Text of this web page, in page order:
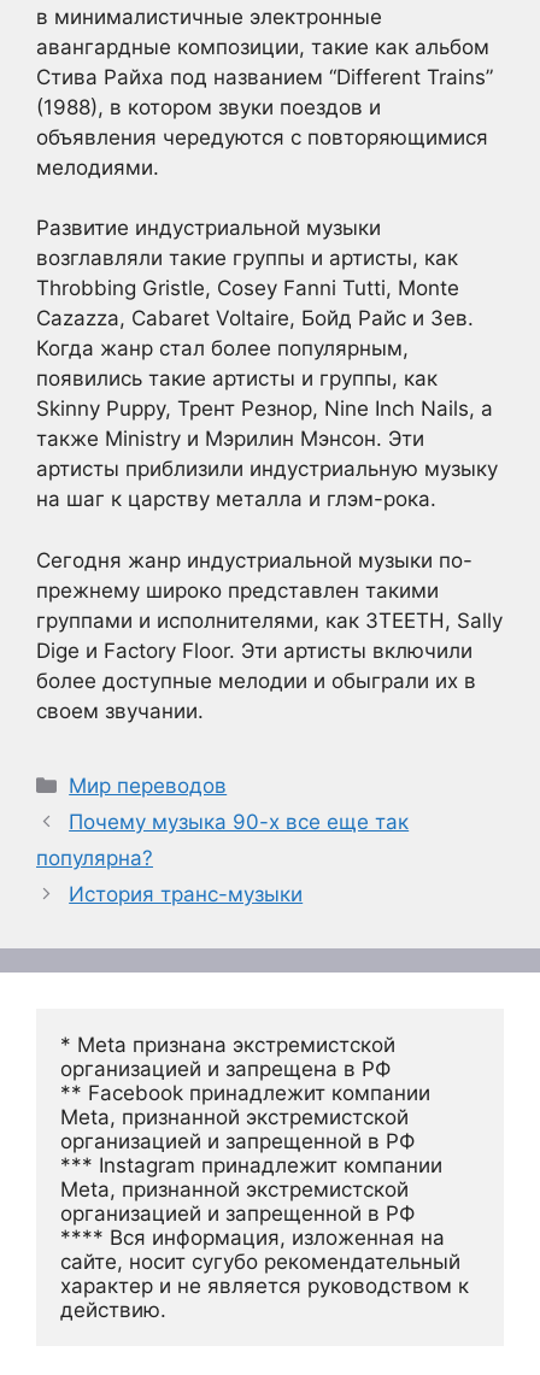
в минималистичные электронные
авангардные композиции, такие как альбом
Стива Райха под названием “Different Trains”
(1988), в котором звуки поездов и
объявления чередуются с повторяющимися
мелодиями.
Развитие индустриальной музыки
возглавляли такие группы и артисты, как
Throbbing Gristle, Cosey Fanni Tutti, Monte
Cazazza, Cabaret Voltaire, Бойд Райс и Зев.
Когда жанр стал более популярным,
появились такие артисты и группы, как
Skinny Puppy, Трент Резнор, Nine Inch Nails, а
также Ministry и Мэрилин Мэнсон. Эти
артисты приблизили индустриальную музыку
на шаг к царству металла и глэм-рока.
Сегодня жанр индустриальной музыки по-
прежнему широко представлен такими
группами и исполнителями, как 3TEETH, Sally
Dige и Factory Floor. Эти артисты включили
более доступные мелодии и обыграли их в
своем звучании.
Рубрики
Мир переводов
Почему музыка 90-х все еще так
популярна?
История транс-музыки
* Meta признана экстремистской
организацией и запрещена в РФ
** Facebook принадлежит компании
Meta, признанной экстремистской
организацией и запрещенной в РФ
*** Instagram принадлежит компании
Meta, признанной экстремистской
организацией и запрещенной в РФ
**** Вся информация, изложенная на
сайте, носит сугубо рекомендательный
характер и не является руководством к
действию.